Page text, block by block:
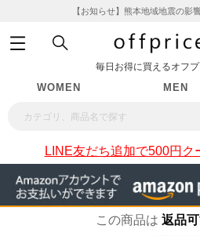
【お知らせ】熊本地域地震の影
毎日お得に買えるオフ
WOMEN MEN
LINE友だち追加で500円ク
この商品は 返品